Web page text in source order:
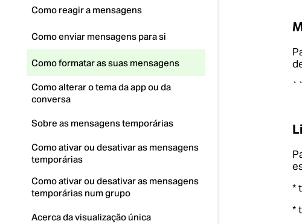
Como reagir a mensagens
Como enviar mensagens para si
Como formatar as suas mensagens
Como alterar o tema da app ou da
conversa
Sobre as mensagens temporárias
Como ativar ou desativar as mensagens
temporárias
Como ativar ou desativar as mensagens
temporárias num grupo
Acerca da visualização única
*
*